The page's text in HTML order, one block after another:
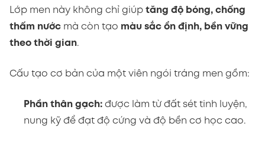
Lớp men này không chỉ giúp tăng độ bóng, chống
thấm nước mà còn tạo màu sắc ổn định, bền vững
theo thời gian.
Cấu tạo cơ bản của một viên ngói tráng men gồm:
Phần thân gạch: được làm từ đất sét tinh luyện,
nung kỹ để đạt độ cứng và độ bền cơ học cao.